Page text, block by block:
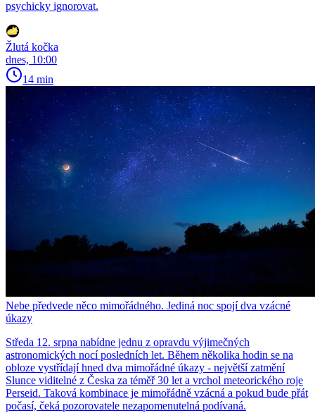
psychicky ignorovat.
Žlutá kočka
dnes, 10:00
14 min
Nebe předvede něco mimořádného. Jediná noc spojí dva vzácné
úkazy
Středa 12. srpna nabídne jednu z opravdu výjimečných
astronomických nocí posledních let. Během několika hodin se na
obloze vystřídají hned dva mimořádné úkazy - největší zatmění
Slunce viditelné z Česka za téměř 30 let a vrchol meteorického roje
Perseid. Taková kombinace je mimořádně vzácná a pokud bude přát
počasí, čeká pozorovatele nezapomenutelná podívaná.